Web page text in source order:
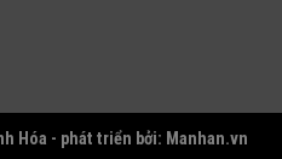
Hóa - phát triển bởi: Manhan.vn